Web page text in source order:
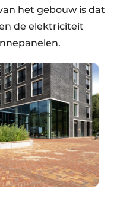
het gebouw is dat
de elektriciteit